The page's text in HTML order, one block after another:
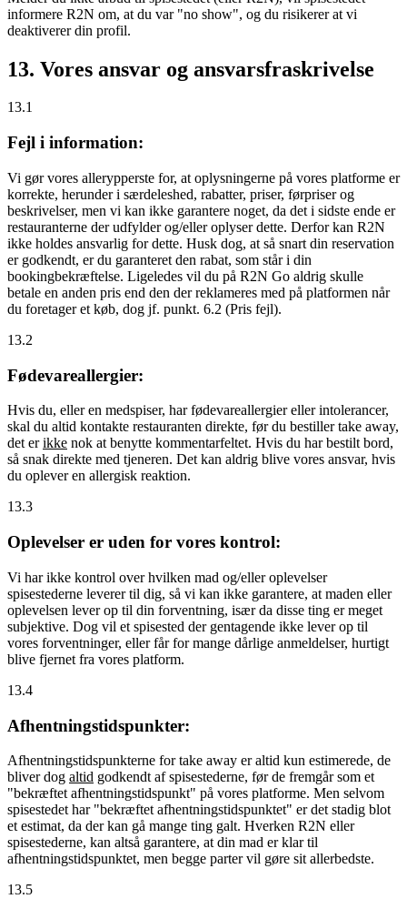
informere R2N om, at du var "no show", og du risikerer at vi
deaktiverer din profil.
13. Vores ansvar og ansvarsfraskrivelse
13.1
Fejl i information:
Vi gør vores allerypperste for, at oplysningerne på vores platforme er
korrekte, herunder i særdeleshed, rabatter, priser, førpriser og
beskrivelser, men vi kan ikke garantere noget, da det i sidste ende er
restauranterne der udfylder og/eller oplyser dette. Derfor kan R2N
ikke holdes ansvarlig for dette. Husk dog, at så snart din reservation
er godkendt, er du garanteret den rabat, som står i din
bookingbekræftelse. Ligeledes vil du på R2N Go aldrig skulle
betale en anden pris end den der reklameres med på platformen når
du foretager et køb, dog jf. punkt. 6.2 (Pris fejl).
13.2
Fødevareallergier:
Hvis du, eller en medspiser, har fødevareallergier eller intolerancer,
skal du altid kontakte restauranten direkte, før du bestiller take away,
det erikke nok at benytte kommentarfeltet. Hvis du har bestilt bord,
så snak direkte med tjeneren. Det kan aldrig blive vores ansvar, hvis
du oplever en allergisk reaktion.
13.3
Oplevelser er uden for vores kontrol:
Vi har ikke kontrol over hvilken mad og/eller oplevelser
spisestederne leverer til dig, så vi kan ikke garantere, at maden eller
oplevelsen lever op til din forventning, især da disse ting er meget
subjektive. Dog vil et spisested der gentagende ikke lever op til
vores forventninger, eller får for mange dårlige anmeldelser, hurtigt
blive fjernet fra vores platform.
13.4
Afhentningstidspunkter:
Afhentningstidspunkterne for take away er altid kun estimerede, de
bliver dog altid godkendt af spisestederne, før de fremgår som et
"bekræftet afhentningstidspunkt" på vores platforme. Men selvom
spisestedet har "bekræftet afhentningstidspunktet" er det stadig blot
et estimat, da der kan gå mange ting galt. Hverken R2N eller
spisestederne, kan altså garantere, at din mad er klar til
afhentningstidspunktet, men begge parter vil gøre sit allerbedste.
13.5